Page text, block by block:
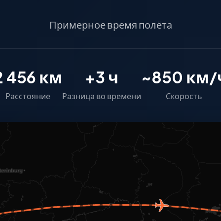
Примерное время полёта
456 км
Расстояние
+3 ч
Разница во времени
~850 км/
Скорость